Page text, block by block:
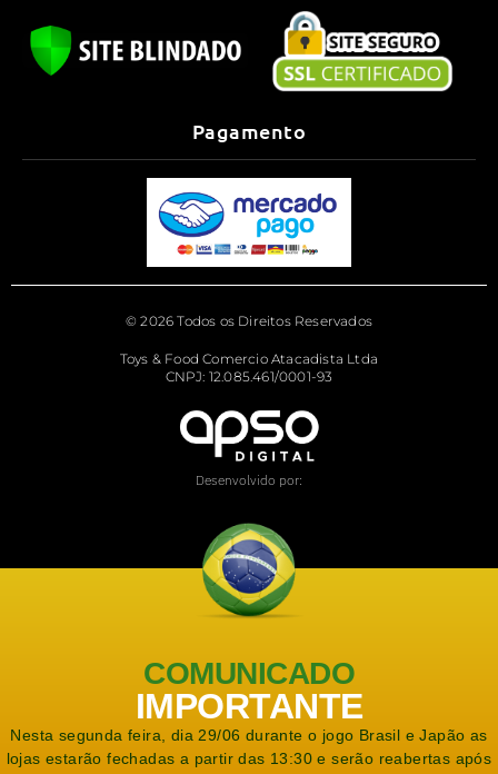
Pagamento
© 2026 Todos os Direitos Reservados
Toys & Food Comercio Atacadista Ltda
CNPJ: 12.085.461/0001-93
Desenvolvido por:
COMUNICADO
IMPORTANTE
Nesta segunda feira, dia 29/06 durante o jogo Brasil e Japão as
lojas estarão fechadas a partir das 13:30 e serão reabertas após